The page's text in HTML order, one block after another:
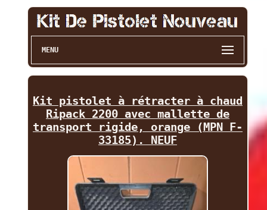
MENU
Kit pistolet à rétracter à chaud
Ripack 2200 avec mallette de
transport rigide, orange (MPN F-
33185). NEUF